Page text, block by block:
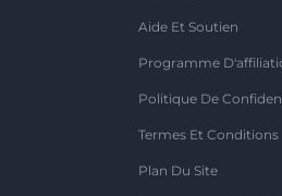
Aide Et Soutien
Programme
Politique De
Termes Et Conditions
Plan Du Site